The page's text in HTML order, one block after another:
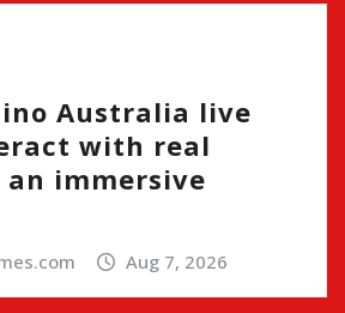
Australia live
with real
immersive
Aug 7, 2026